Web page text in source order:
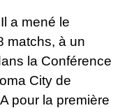
a mené le
matchs, à un
la Conférence
City de
pour la première